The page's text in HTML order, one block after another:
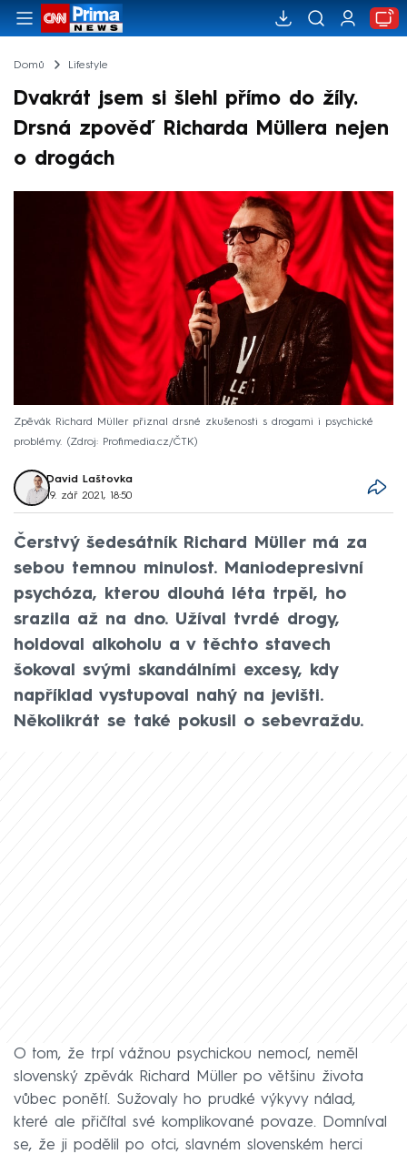
Domů Lifestyle
Dvakrát jsem si šlehl přímo do žíly.
Drsná zpověď Richarda Müllera nejen
o drogách
Zpěvák Richard Müller přiznal drsné zkušenosti s drogami i psychické
problémy.
Zdroj: Profimedia.cz/ČTK
David Laštovka
19. zář 2021, 18:50
Čerstvý šedesátník Richard Müller má za
sebou temnou minulost. Maniodepresivní
psychóza, kterou dlouhá léta trpěl, ho
srazila až na dno. Užíval tvrdé drogy,
holdoval alkoholu a v těchto stavech
šokoval svými skandálními excesy, kdy
například vystupoval nahý na jevišti.
Několikrát se také pokusil o sebevraždu.
O tom, že trpí vážnou psychickou nemocí, neměl
slovenský zpěvák Richard Müller po většinu života
vůbec ponětí. Sužovaly ho prudké výkyvy nálad,
které ale přičítal své komplikované povaze. Domníval
se, že ji podělil po otci, slavném slovenském herci